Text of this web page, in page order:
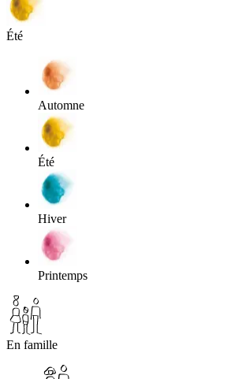
Été
Automne
Été
Hiver
Printemps
En famille